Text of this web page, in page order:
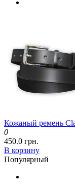
Кожаный ремень
0
450.0 грн.
В корзину
Популярный